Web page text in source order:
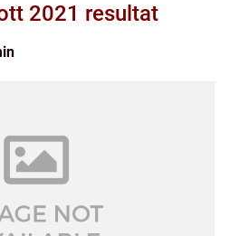
2021 resultat